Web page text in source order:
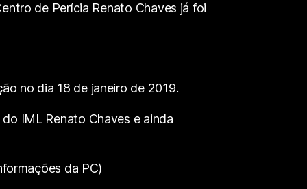
de Perícia Renato Chaves já foi
no dia 18 de janeiro de 2019.
IML Renato Chaves e ainda
da PC)